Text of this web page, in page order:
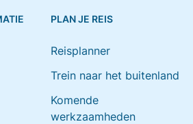
PLAN JE REIS
Reisplanner
Trein naar het buitenland
Komende
werkzaamheden